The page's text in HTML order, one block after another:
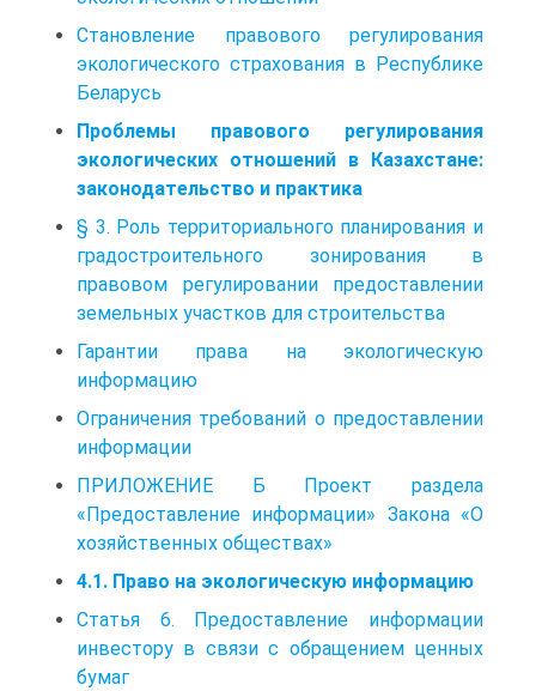
Становление правового регулирования
экологического страхования в Республике
Беларусь
Проблемы правового регулирования
экологических отношений в Казахстане:
законодательство и практика
§ 3. Роль территориального планирования и
градостроительного зонирования в
правовом регулировании предоставлении
земельных участков для строительства
Гарантии права на экологическую
информацию
Ограничения требований о предоставлении
информации
ПРИЛОЖЕНИЕ Б Проект раздела
«Предоставление информации» Закона «О
хозяйственных обществах»
4.1. Право на экологическую информацию
Статья 6. Предоставление информации
инвестору в связи с обращением ценных
бумаг